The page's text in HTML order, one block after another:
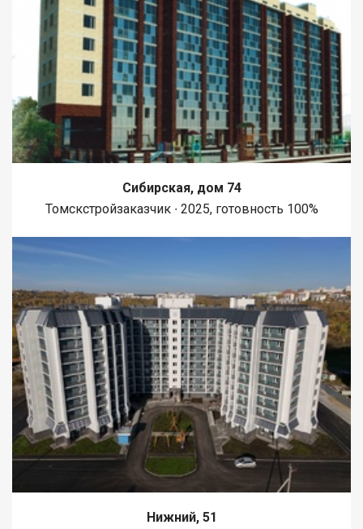
Сибирская, дом 74
Томскстройзаказчик ∙ 2025, готовность 100%
Нижний, 51